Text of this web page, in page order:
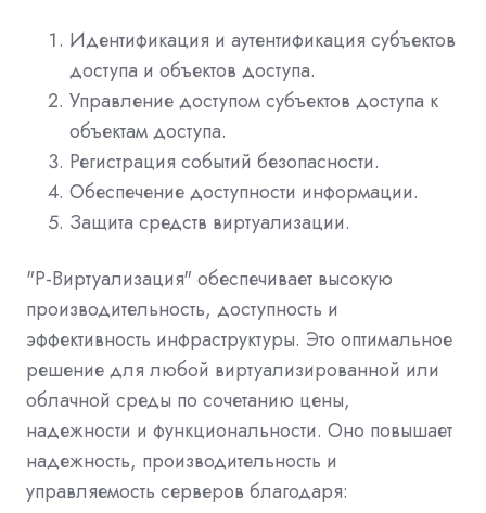
Идентификация и аутентификация субъектов
доступа и объектов доступа.
Управление доступом субъектов доступа к
объектам доступа.
Регистрация событий безопасности.
Обеспечение доступности информации.
Защита средств виртуализации.
"Р-Виртуализация" обеспечивает высокую
производительность, доступность и
эффективность инфраструктуры. Это оптимальное
решение для любой виртуализированной или
облачной среды по сочетанию цены,
надежности и функциональности. Оно повышает
надежность, производительность и
управляемость серверов благодаря: